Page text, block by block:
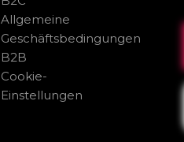
Allgemeine
Geschäftsbedingungen
B2B
Cookie-
Einstellungen